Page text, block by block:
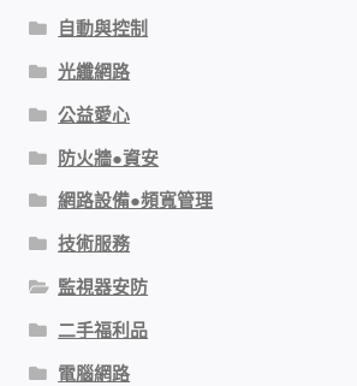
自動與控制
光纖網路
公益愛心
防火牆●資安
網路設備●頻寬管理
技術服務
監視器安防
二手福利品
電腦網路